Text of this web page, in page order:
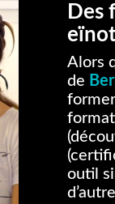
Des
Alors
de
outil